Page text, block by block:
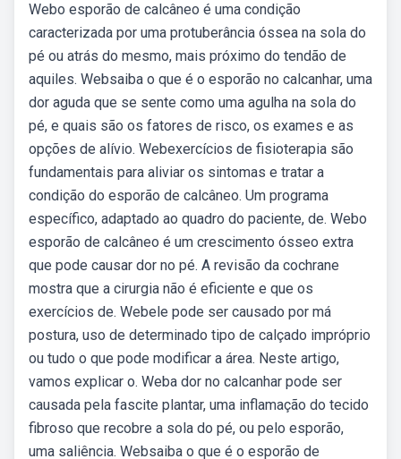
Webo esporão de calcâneo é uma condição
caracterizada por uma protuberância óssea na sola do
pé ou atrás do mesmo, mais próximo do tendão de
aquiles. Websaiba o que é o esporão no calcanhar, uma
dor aguda que se sente como uma agulha na sola do
pé, e quais são os fatores de risco, os exames e as
opções de alívio. Webexercícios de fisioterapia são
fundamentais para aliviar os sintomas e tratar a
condição do esporão de calcâneo. Um programa
específico, adaptado ao quadro do paciente, de. Webo
esporão de calcâneo é um crescimento ósseo extra
que pode causar dor no pé. A revisão da cochrane
mostra que a cirurgia não é eficiente e que os
exercícios de. Webele pode ser causado por má
postura, uso de determinado tipo de calçado impróprio
ou tudo o que pode modificar a área. Neste artigo,
vamos explicar o. Weba dor no calcanhar pode ser
causada pela fascite plantar, uma inflamação do tecido
fibroso que recobre a sola do pé, ou pelo esporão,
uma saliência. Websaiba o que é o esporão de